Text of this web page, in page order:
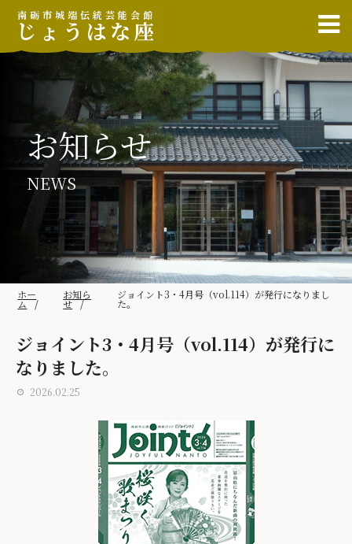
南砺市城端伝統芸能会館
じょうはな座
お知らせ
NEWS
ホー
ム
お知ら
せ
ジョイント3・4月号（vol.114）が発行になりまし
た。
ジョイント3・4月号（vol.114）が発行に
なりました。
2026.02.25